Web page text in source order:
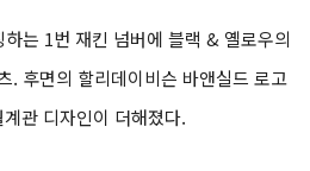
는 1번 재킨 넘버에 블랙 & 옐로우의
. 후면의 할리데이비슨 바앤실드 로고
관 디자인이 더해졌다.